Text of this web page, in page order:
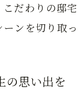
だわりの邸
ンを切り取
の思い出を